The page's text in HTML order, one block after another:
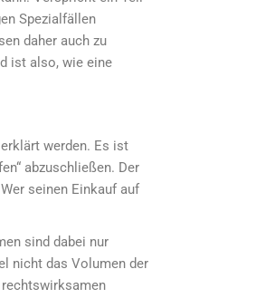
Spezialfällen
daher auch zu
ist also, wie eine
werden. Es ist
abzuschließen. Der
seinen Einkauf auf
sind dabei nur
nicht das Volumen der